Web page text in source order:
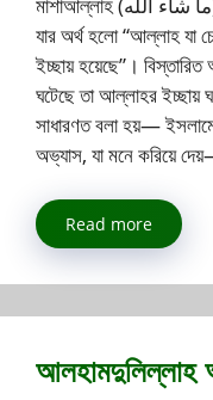
যার অর্থ হলো “আল্লাহ যা
ইচ্ছায় হয়েছে”।
ঘটেছে তা আল্লাহর ইচ্ছায়
সাধারণত বলা হয়—
অভ্যাস, যা মনে করিয়ে
Read more
আলহামদুলিল্লাহ